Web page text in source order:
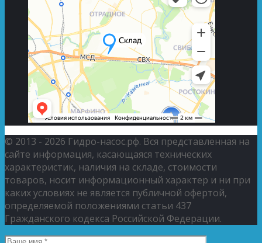
© 2013 - 2026 Гидро-насос.рф. Вся представленная на
сайте информация, касающаяся технических
характеристик, наличия на складе, стоимости
товаров, носит информационный характер и ни при
каких условиях не является публичной офертой,
определяемой положениями статьи 437
Гражданского кодекса Российской Федерации.